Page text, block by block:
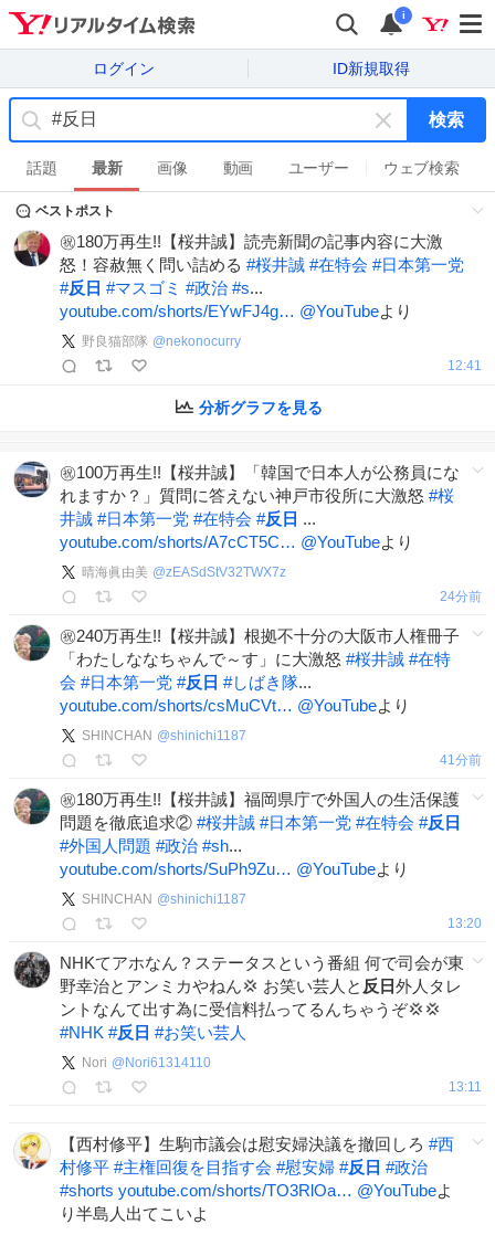
i
ログイン ID新規取得
キ
ー
ワ
ド
を
す
検索
話題 最新 画像 動画 ユーザー ウェブ検索
ベストポスト
㊗️180万再生!!【桜井誠】読売新聞の記事内容に大激
怒！容赦無く問い詰める #桜井誠 #在特会 #日本第一党
#反日 #マスゴミ #政治 #s...
youtube.com/shorts/EYwFJ4g… @YouTubeより
野良猫部隊 @nekonocurry
12:41
分析グラフを見る
㊗️100万再生!!【桜井誠】「韓国で日本人が公務員にな
れますか？」質問に答えない神戸市役所に大激怒 #桜
井誠 #日本第一党 #在特会 #反日 ...
youtube.com/shorts/A7cCT5C… @YouTubeより
晴海眞由美 @zEASdStV32TWX7z
24分前
㊗️240万再生!!【桜井誠】根拠不十分の大阪市人権冊子
「わたしななちゃんで～す」に大激怒 #桜井誠 #在特
会 #日本第一党 #反日 #しばき隊...
youtube.com/shorts/csMuCVt… @YouTubeより
SHINCHAN @shinichi1187
41分前
㊗️180万再生!!【桜井誠】福岡県庁で外国人の生活保護
問題を徹底追求② #桜井誠 #日本第一党 #在特会 #反日
#外国人問題 #政治 #sh...
youtube.com/shorts/SuPh9Zu… @YouTubeより
SHINCHAN @shinichi1187
13:20
NHKてアホなん？ステータスという番組 何で司会が東
野幸治とアンミカやねん💢 お笑い芸人と 反日外人タレ
ントなんて出す為に受信料払ってるんちゃうぞ💢💢
#NHK #反日 #お笑い芸人
Nori @ Nori61314110
13:11
【西村修平】生駒市議会は慰安婦決議を撤回しろ #西
村修平 #主権回復を目指す会 #慰安婦 #反日 #政治
#shorts youtube.com/shorts/TO3RlOa… @YouTubeよ
り半島人出てこいよ